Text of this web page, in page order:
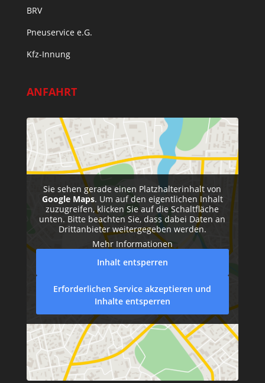
BRV
Pneuservice e.G.
Kfz-Innung
ANFAHRT
Sie sehen gerade einen Platzhalterinhalt von
Google Maps. Um auf den eigentlichen Inhalt
zuzugreifen, klicken Sie auf die Schaltfläche
unten. Bitte beachten Sie, dass dabei Daten an
Drittanbieter weitergegeben werden.
Mehr Informationen
Inhalt entsperren
Erforderlichen Service akzeptieren und
Inhalte entsperren